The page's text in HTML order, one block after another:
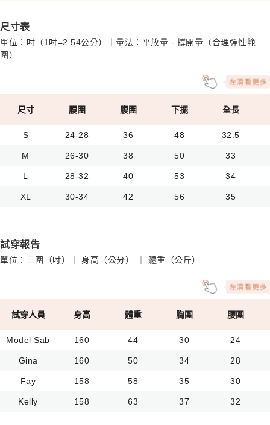
尺寸表
單位：吋（1吋=2.54公分）｜量法：平放量 - 撐開量（合理彈性範
圍）
尺寸 腰圍 腹圍 下擺 全長
S 24-28 36 48 32.5
M 26-30 38 50 33
L 28-32 40 53 34
XL 30-34 42 56 35
試穿報告
單位：三圍（吋）｜ 身高（公分） ｜ 體重（公斤）
試穿人員 身高 體重 胸圍 腰圍
Model Sab 160 44 30 24
Gina 160 50 34 28
Fay 158 58 35 30
Kelly 158 63 37 32